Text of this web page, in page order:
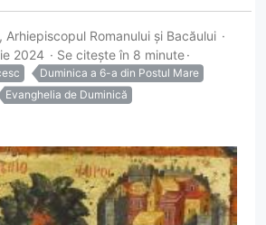
Arhiepiscopul Romanului și Bacăului
2024
Se citește în 8 minute
Duminica a 6-a din Postul Mare
Evanghelia de Duminică